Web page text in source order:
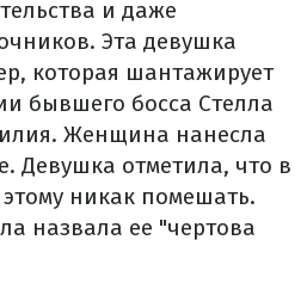
и даже
Эта девушка
которая шантажирует
бывшего босса Стелла
Женщина нанесла
Девушка отметила, что в
никак помешать.
назвала ее "чертова